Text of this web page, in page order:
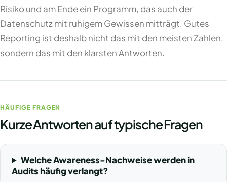
Risiko und am Ende ein Programm, das auch der
Datenschutz mit ruhigem Gewissen mitträgt. Gutes
Reporting ist deshalb nicht das mit den meisten Zahlen,
sondern das mit den klarsten Antworten.
HÄUFIGE FRAGEN
Kurze Antworten auf typische Fragen
Welche Awareness-Nachweise werden in
Audits häufig verlangt?